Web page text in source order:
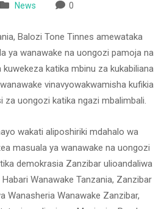
News 0
Balozi Tone Tinnes amewataka
ya wanawake na uongozi pamoja na
katika mbinu za kukabiliana
vinavyowakwamisha kufikia
za uongozi katika ngazi mbalimbali.
wakati aliposhiriki mdahalo wa
masuala ya wanawake na uongozi
demokrasia Zanzibar ulioandaliwa
Wanawake Tanzania, Zanzibar
Wanasheria Wanawake Zanzibar,